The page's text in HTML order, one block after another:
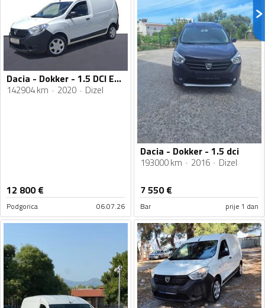
Dacia - Dokker - 1.5 DCI ESSENTIALE
142904 km 2020 Dizel
12 800€
Podgorica 06.07.26
Dacia - Dokker - 1.5 dci
193000 km 2016 Dizel
7 550€
Bar prije 1 dan